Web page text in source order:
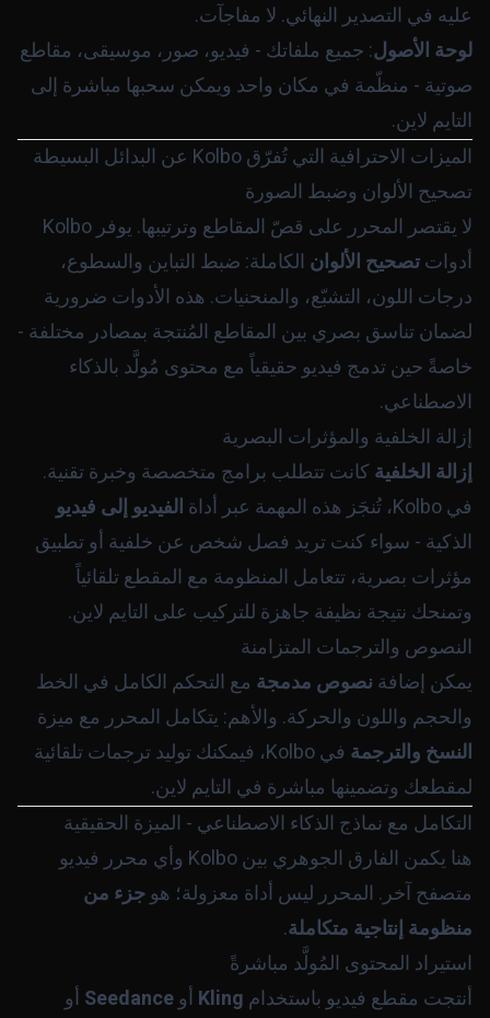
عليه في التصدير النهائي. لا مفاجآت.
لوحة الأصول: جميع ملفاتك - فيديو، صور، موسيقى، مقاطع
صوتية - منظّمة في مكان واحد ويمكن سحبها مباشرة إلى
التايم لاين.
الميزات الاحترافية التي تُفرّق Kolbo عن البدائل البسيطة
تصحيح الألوان وضبط الصورة
لا يقتصر المحرر على قصّ المقاطع وترتيبها. يوفر Kolbo
أدواتتصحيح الألوان الكاملة: ضبط التباين والسطوع،
درجات اللون، التشبّع، والمنحنيات. هذه الأدوات ضرورية
لضمان تناسق بصري بين المقاطع المُنتجة بمصادر مختلفة -
خاصةً حين تدمج فيديو حقيقياً مع محتوى مُولَّد بالذكاء
الاصطناعي.
إزالة الخلفية والمؤثرات البصرية
إزالة الخلفيةكانت تتطلب برامج متخصصة وخبرة تقنية.
في Kolbo، تُنجَز هذه المهمة عبر أداة
الفيديو إلى فيديو
الذكية - سواء كنت تريد فصل شخص عن خلفية أو تطبيق
مؤثرات بصرية، تتعامل المنظومة مع المقطع تلقائياً
وتمنحك نتيجة نظيفة جاهزة للتركيب على التايم لاين.
النصوص والترجمات المتزامنة
يمكن إضافة نصوص مدمجة مع التحكم الكامل في الخط
والحجم واللون والحركة. والأهم: يتكامل المحرر مع ميزة
النسخ والترجمة
في Kolbo، فيمكنك توليد ترجمات تلقائية
لمقطعك وتضمينها مباشرة في التايم لاين.
التكامل مع نماذج الذكاء الاصطناعي - الميزة الحقيقية
هنا يكمن الفارق الجوهري بين Kolbo وأي محرر فيديو
متصفح آخر. المحرر ليس أداة معزولة؛ هوجزء من
منظومة إنتاجية متكاملة.
استيراد المحتوى المُولَّد مباشرةً
أنتجت مقطع فيديو باستخدام Kling أوSeedance أو